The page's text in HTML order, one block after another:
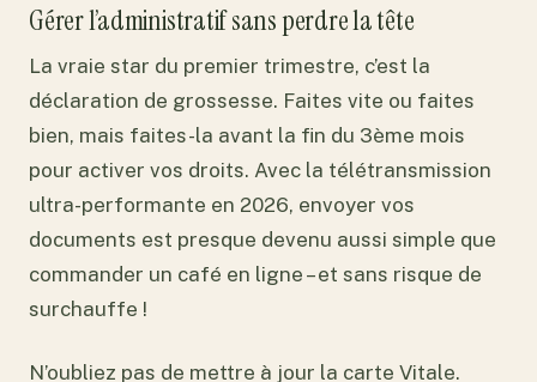
Gérer l’administratif sans perdre la tête
La vraie star du premier trimestre, c’est la
déclaration de grossesse. Faites vite ou faites
bien, mais faites-la avant la fin du 3ème mois
pour activer vos droits. Avec la télétransmission
ultra-performante en 2026, envoyer vos
documents est presque devenu aussi simple que
commander un café en ligne – et sans risque de
surchauffe !
N’oubliez pas de mettre à jour la carte Vitale.